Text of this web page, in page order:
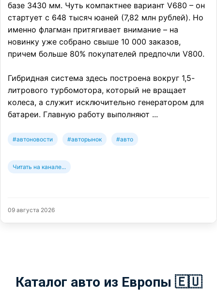
базе 3430 мм. Чуть компактнее вариант V680 – он
стартует с 648 тысяч юаней (7,82 млн рублей). Но
именно флагман притягивает внимание – на
новинку уже собрано свыше 10 000 заказов,
причем больше 80% покупателей предпочли V800.
Гибридная система здесь построена вокруг 1,5-
литрового турбомотора, который не вращает
колеса, а служит исключительно генератором для
батареи. Главную работу выполняют ...
#автоновости #авторынок #авто
Читать на канале...
09 августа 2026
Каталог авто из Европы 🇪🇺